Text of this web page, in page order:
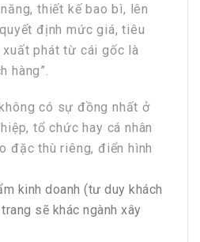
thiết kế bao bì, lên
định mức giá, tiêu
phát từ cái gốc là
hàng”.
có sự đồng nhất ở
tổ chức hay cá nhân
đặc thù riêng, điển hình
kinh doanh (tư duy khách
sẽ khác ngành xây